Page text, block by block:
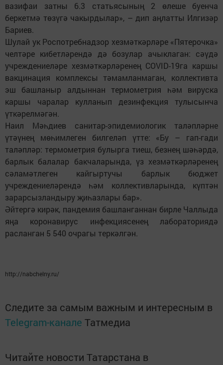
вазифаи затны 6.3 статьясының 2 өлеше буенча
беркетмә төзүгә чакырдылар», – дип аңлатты Илгизәр
Бариев.
Шулай ук Роспотребнадзор хезмәткәрләре «Пятерочка»
челтәре кибетләрендә дә бозулар ачыклаган: сәүдә
учреждениеләре хезмәткәрләренең СOVID-19га каршы
вакцинация комплексы тәмамланмаган, коллективта
эш башланыр алдыннан термометрия һәм вируска
каршы чаралар кулланып дезинфекция тулысынча
үткәрелмәгән.
Наил Мәһдиев санитар-эпидемиологик таләпләрне
үтәүнең мөһимлеген билгеләп үтте: «Бу – гап-гади
таләпләр: термометрия булырга тиеш, безнең шәһәрдә,
барлык балалар бакчаларында, үз хезмәткәрләренең
сәламәтлеген кайгыртучы барлык бюджет
учреждениеләрендә һәм коллективларында, күптән
зарарсызландыру җиһазлары бар».
Әйтергә кирәк, пандемия башланганнан бирле Чаллыда
яңа коронавирус инфекциясенең лабораториядә
расланган 5 540 очрагы теркәлгән.
http://nabchelny.ru/
Следите за самым важным и интересным в
Telegram-канале Татмедиа
Читайте новости Татарстана в